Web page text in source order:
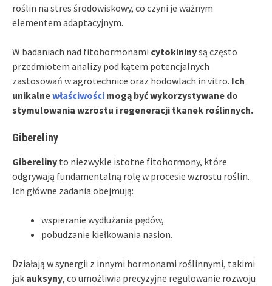
roślin na stres środowiskowy, co czyni je ważnym
elementem adaptacyjnym.
W badaniach nad fitohormonami cytokininysą często
przedmiotem analizy pod kątem potencjalnych
zastosowań w agrotechnice oraz hodowlach in vitro. Ich
unikalnewłaściwości mogą być wykorzystywane do
stymulowania wzrostu i regeneracji tkanek roślinnych.
Gibereliny
Gibereliny to niezwykle istotne fitohormony, które
odgrywają fundamentalną rolę w procesie wzrostu roślin.
Ich główne zadania obejmują:
wspieranie wydłużania pędów,
pobudzanie kiełkowania nasion.
Działają w synergii z innymi hormonami roślinnymi, takimi
jak auksyny, co umożliwia precyzyjne regulowanie rozwoju